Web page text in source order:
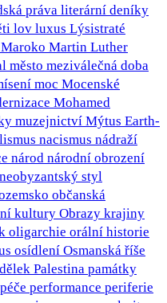
práva literární deníky
lov luxus Lýsistraté
Maroko Martin Luther
město meziválečná doba
moc Mocenské
Mohamed
muzejnictví Mýtus Earth-
nacismus nádraží
národ národní obrození
neobyzantský styl
občanská
kultury Obrazy krajiny
oligarchie orální historie
osídlení Osmanská říše
Palestina památky
péče performance periferie